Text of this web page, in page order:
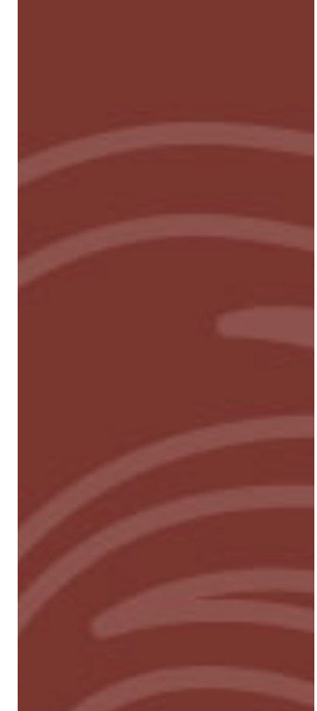
foto goudsbloem